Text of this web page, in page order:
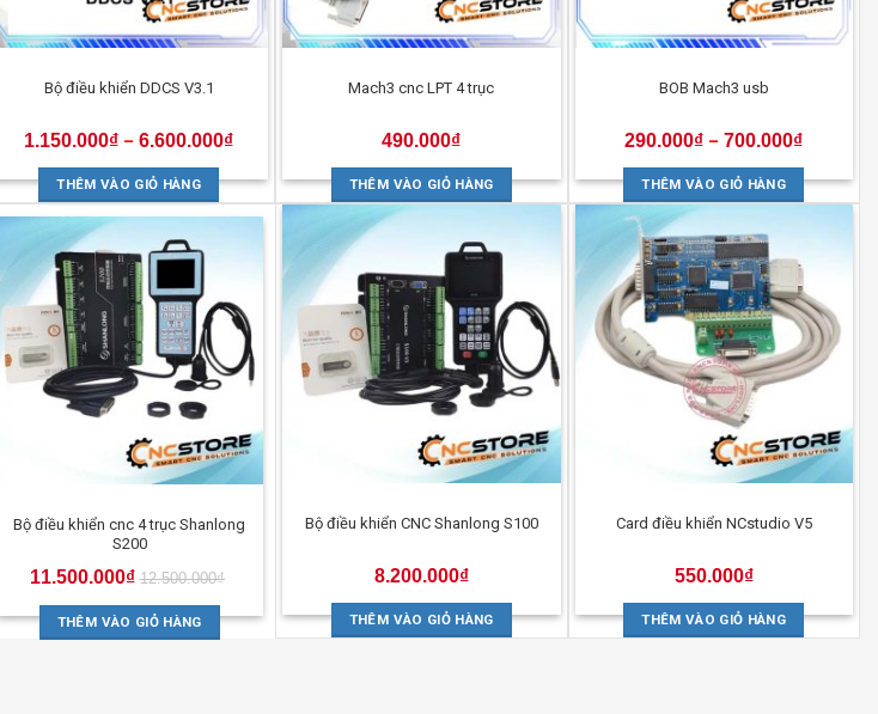
Bộ điều khiển DDCS V3.1
1.150.000₫ –6.600.000₫
THÊM VÀO GIỎ HÀNG
Mach3 cnc LPT 4 trục
490.000₫
THÊM VÀO GIỎ HÀNG
BOB Mach3 usb
290.000₫ –700.000₫
THÊM VÀO GIỎ HÀNG
Bộ điều khiển cnc 4 trục Shanlong
S200
11.500.000₫ 12.500.000₫
THÊM VÀO GIỎ HÀNG
Bộ điều khiển CNC Shanlong S100
8.200.000₫
THÊM VÀO GIỎ HÀNG
Card điều khiển NCstudio V5
550.000₫
THÊM VÀO GIỎ HÀNG